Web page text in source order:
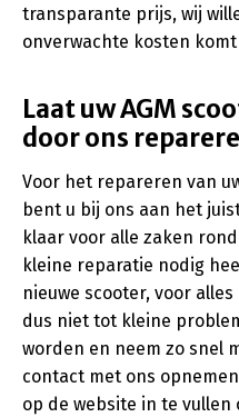
transparante prijs, wij
onverwachte kosten
Laat uw AGM
door ons
Voor het repareren van
bent u bij ons aan het
klaar voor alle zaken
kleine reparatie nodig
nieuwe scooter, voor
dus niet tot kleine
worden en neem zo snel
contact met ons
op de website in te vullen